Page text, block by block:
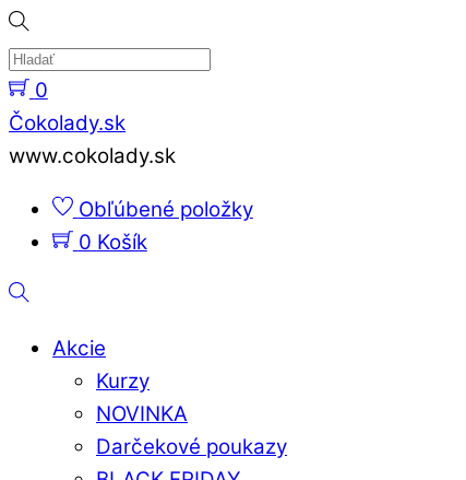
Skip
to
content
0
Menu
Čokolady.sk
www.cokolady.sk
Obľúbené položky
0 Košík
Hladať
Akcie
Kurzy
NOVINKA
Darčekové poukazy